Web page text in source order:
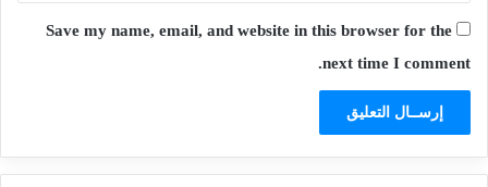
Save my name, email, and website in this browser for the
next time I comment.